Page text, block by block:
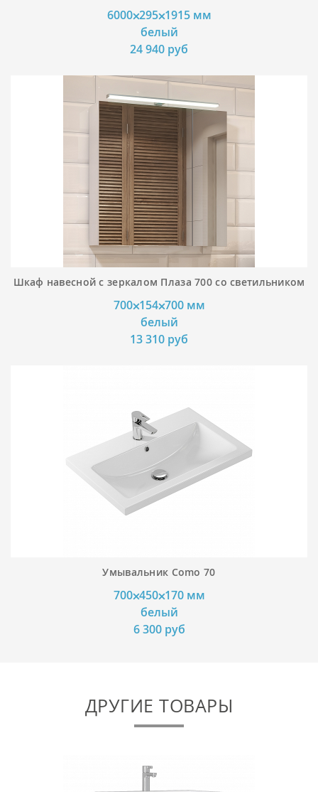
6000⨉295⨉1915 мм
белый
24 940 руб
Шкаф навесной с зеркалом Плаза 700 со светильником
700⨉154⨉700 мм
белый
13 310 руб
Умывальник Como 70
700⨉450⨉170 мм
белый
6 300 руб
ДРУГИЕ ТОВАРЫ